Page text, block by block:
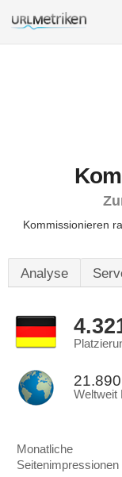
Kommissionieren
Analyse
Weltweit
Monatliche
Seitenimpressionen